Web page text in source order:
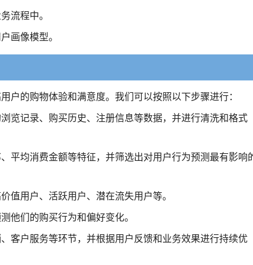
流程中。
画像模型。
户的购物体验和满意度。我们可以按照以下步骤进行：
览记录、购买历史、注册信息等数据，并进行清洗和格式
平均消费金额等特征，并筛选出对用户行为预测最有影响
值用户、活跃用户、潜在流失用户等。
他们的购买行为和偏好变化。
客户服务等环节，并根据用户反馈和业务效果进行持续优